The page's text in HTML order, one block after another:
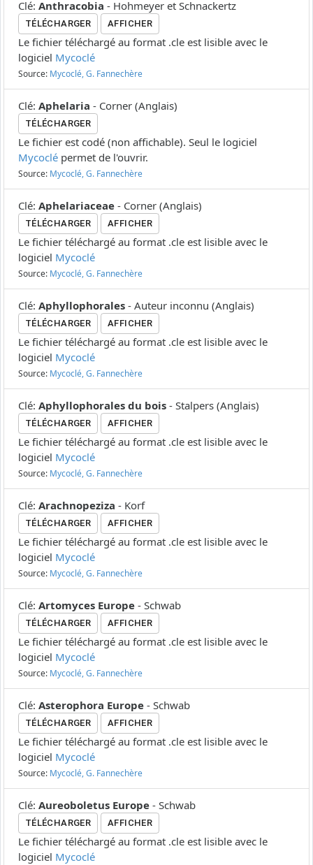
Clé: Anthracobia - Hohmeyer et Schnackertz
TÉLÉCHARGER AFFICHER
Le fichier téléchargé au format .cle est lisible avec le
logiciel Mycoclé
Source: Mycoclé, G. Fannechère
Clé: Aphelaria - Corner (Anglais)
TÉLÉCHARGER
Le fichier est codé (non affichable). Seul le logiciel
Mycoclé permet de l'ouvrir.
Source: Mycoclé, G. Fannechère
Clé: Aphelariaceae - Corner (Anglais)
TÉLÉCHARGER AFFICHER
Le fichier téléchargé au format .cle est lisible avec le
logiciel Mycoclé
Source: Mycoclé, G. Fannechère
Clé: Aphyllophorales - Auteur inconnu (Anglais)
TÉLÉCHARGER AFFICHER
Le fichier téléchargé au format .cle est lisible avec le
logiciel Mycoclé
Source: Mycoclé, G. Fannechère
Clé: Aphyllophorales du bois - Stalpers (Anglais)
TÉLÉCHARGER AFFICHER
Le fichier téléchargé au format .cle est lisible avec le
logiciel Mycoclé
Source: Mycoclé, G. Fannechère
Clé: Arachnopeziza - Korf
TÉLÉCHARGER AFFICHER
Le fichier téléchargé au format .cle est lisible avec le
logiciel Mycoclé
Source: Mycoclé, G. Fannechère
Clé: Artomyces Europe - Schwab
TÉLÉCHARGER AFFICHER
Le fichier téléchargé au format .cle est lisible avec le
logiciel Mycoclé
Source: Mycoclé, G. Fannechère
Clé: Asterophora Europe - Schwab
TÉLÉCHARGER AFFICHER
Le fichier téléchargé au format .cle est lisible avec le
logiciel Mycoclé
Source: Mycoclé, G. Fannechère
Clé: Aureoboletus Europe - Schwab
TÉLÉCHARGER AFFICHER
Le fichier téléchargé au format .cle est lisible avec le
logiciel Mycoclé